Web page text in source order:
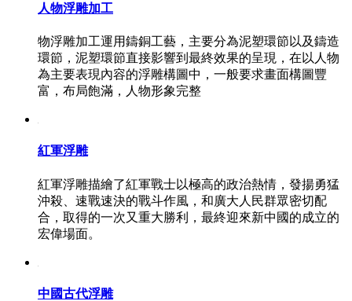
人物浮雕加工
物浮雕加工運用鑄銅工藝，主要分為泥塑環節以及鑄造
環節，泥塑環節直接影響到最終效果的呈現，在以人物
為主要表現內容的浮雕構圖中，一般要求畫面構圖豐
富，布局飽滿，人物形象完整
紅軍浮雕
紅軍浮雕描繪了紅軍戰士以極高的政治熱情，發揚勇猛
沖殺、速戰速決的戰斗作風，和廣大人民群眾密切配
合，取得的一次又重大勝利，最終迎來新中國的成立的
宏偉場面。
中國古代浮雕